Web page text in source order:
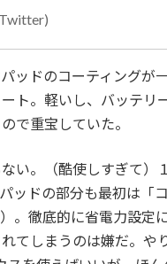
ッドのコーティングが
ト。軽いし、バッテリ
で重宝していた。
い。（酷使しすぎて）
ッドの部分も最初は「
。徹底的に省電力設定
てしまうのは嫌だ。